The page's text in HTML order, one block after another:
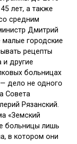
лет, а также
средним
Дмитрий
городские
рецепты
и другие
больницах
дело не одного
Совета
Рязанский.
«Земский
больницы лишь
в котором они